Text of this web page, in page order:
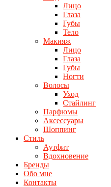
Лицо
Глаза
Губы
Тело
Макияж
Лицо
Глаза
Губы
Ногти
Волосы
Уход
Стайлинг
Парфюмы
Аксессуары
Шоппинг
Стиль
Аутфит
Вдохновение
Бренды
Обо мне
Контакты